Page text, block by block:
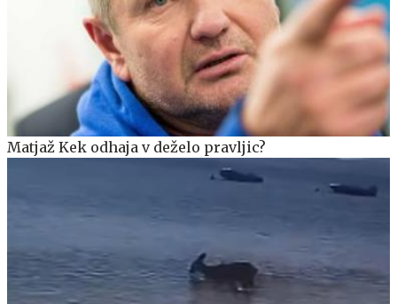
Matjaž Kek odhaja v deželo pravljic?